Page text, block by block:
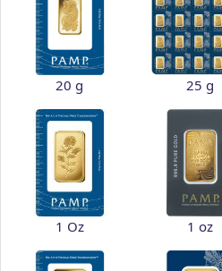
20 g 25 g
1 Oz 1 oz